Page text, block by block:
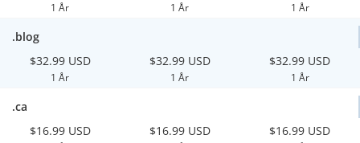
1 År 1 År 1 År
.blog
$32.99 USD
1 År
$32.99 USD
1 År
$32.99 USD
1 År
.ca
$16.99 USD
$16.99 USD $16.99 USD